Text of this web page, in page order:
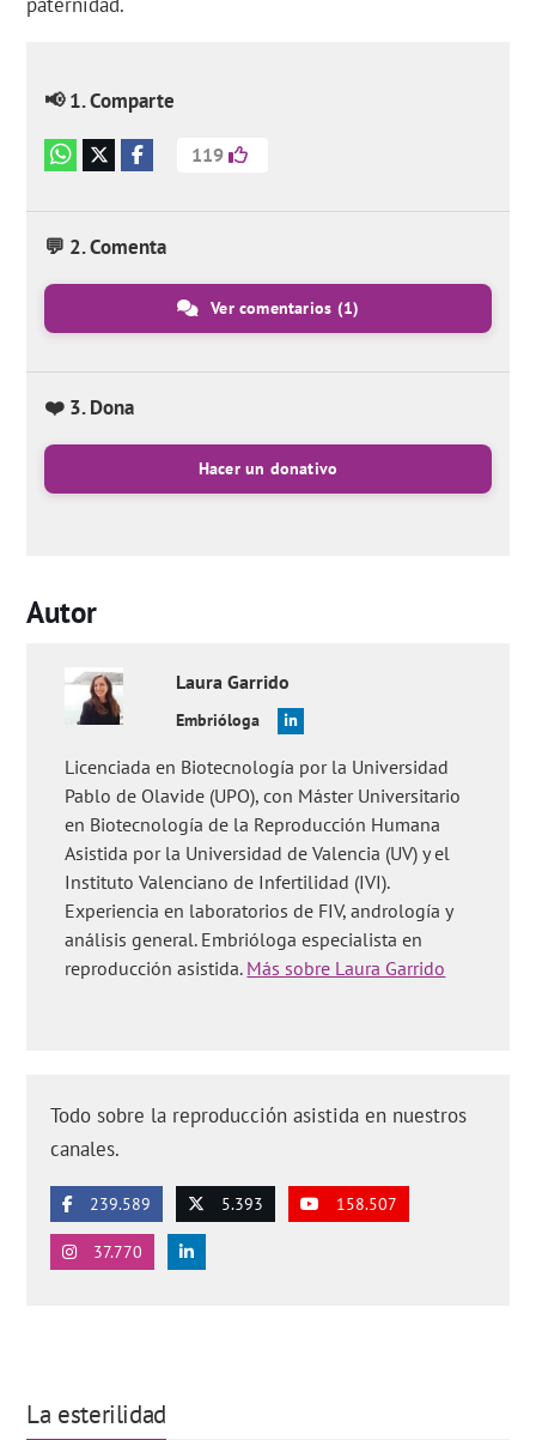
📢 1. Comparte
119
💬 2. Comenta
Ver comentarios (1)
❤️ 3. Dona
Hacer un donativo
Autor
Laura Garrido
Embrióloga
Licenciada en Biotecnología por la Universidad
Pablo de Olavide (UPO), con Máster Universitario
en Biotecnología de la Reproducción Humana
Asistida por la Universidad de Valencia (UV) y el
Instituto Valenciano de Infertilidad (IVI).
Experiencia en laboratorios de FIV, andrología y
análisis general. Embrióloga especialista en
reproducción asistida. Más sobre Laura Garrido
Todo sobre la reproducción asistida en nuestros
canales.
239.589 5.393 158.507
37.770
La esterilidad